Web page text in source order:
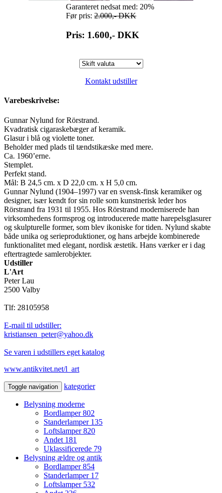
Garanteret nedsat med: 20%
Før pris: 2.000,-DKK
Pris: 1.600,- DKK
Kontakt udstiller
Varebeskrivelse:
Gunnar Nylund for Rörstrand.
Kvadratisk cigaraskebæger af keramik.
Glasur i blå og violette toner.
Beholder med plads til tændstikæske med mere.
Ca. 1960’erne.
Stemplet.
Perfekt stand.
Mål: B 24,5 cm. x D 22,0 cm. x H 5,0 cm.
Gunnar Nylund (1904–1997) var en svensk-finsk keramiker og
designer, især kendt for sin rolle som kunstnerisk leder hos
Rörstrand fra 1931 til 1955. Hos Rörstrand moderniserede han
virksomhedens formsprog og introducerede matte harepelsglasurer
og skulpturelle former, som blev ikoniske for tiden. Nylund skabte
både unika og serieproduktioner, og hans arbejde kombinerede
funktionalitet med elegant, nordisk æstetik. Hans værker er i dag
eftertragtede samlerobjekter.
Udstiller
L'Art
Peter Lau
2500 Valby
Tlf: 28105958
E-mail til udstiller:
kristiansen_peter@yahoo.dk
Se varen i udstillers eget katalog
www.antikvitet.net/l_art
Toggle navigation kategorier
Belysning moderne
Bordlamper802
Standerlamper 135
Loftslamper820
Andet 181
Uklassificerede 79
Belysning ældre og antik
Bordlamper854
Standerlamper 17
Loftslamper 532